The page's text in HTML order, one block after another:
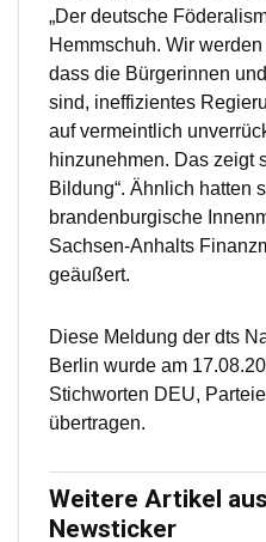
„Der deutsche
Hemmschuh. Wir
dass die Bürgerinnen
sind, ineffizientes
auf vermeintlich
hinzunehmen. Das zeigt
Bildung“. Ähnlich hatten
brandenburgische
Sachsen-Anhalts
geäußert.
Diese Meldung der dts
Berlin wurde am
Stichworten DEU,
übertragen.
Weitere Artikel
Newsticker